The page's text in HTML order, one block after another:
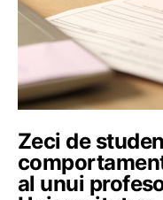
Zeci de
al unui